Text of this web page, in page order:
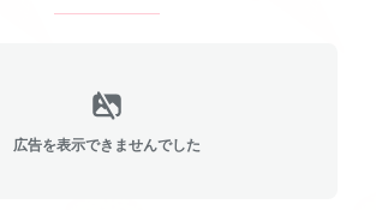
広告を表示できませんでした